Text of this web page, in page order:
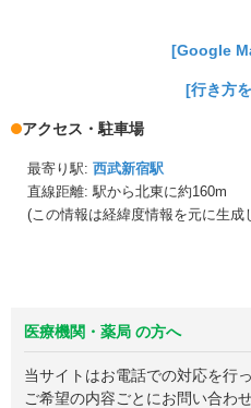
[Google
[行き方
アクセス・駐車場
最寄り駅: 西武新宿駅
直線距離: 駅から北東に約160m
(この情報は経緯度情報を元に生成
医療機関・薬局 の方へ
当サイトはお電話での対応を行
ご希望の内容ごとにお問い合わ